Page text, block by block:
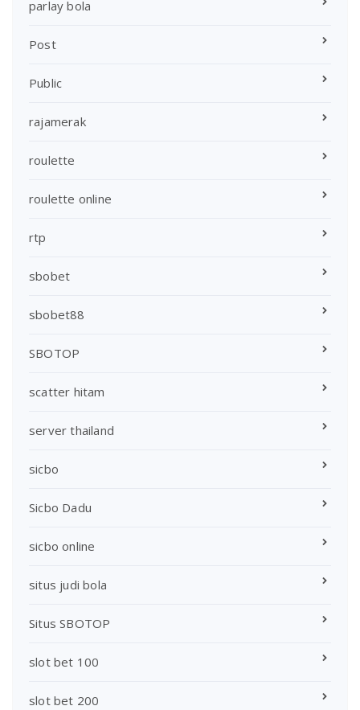
parlay bola
Post
Public
rajamerak
roulette
roulette online
rtp
sbobet
sbobet88
SBOTOP
scatter hitam
server thailand
sicbo
Sicbo Dadu
sicbo online
situs judi bola
Situs SBOTOP
slot bet 100
slot bet 200